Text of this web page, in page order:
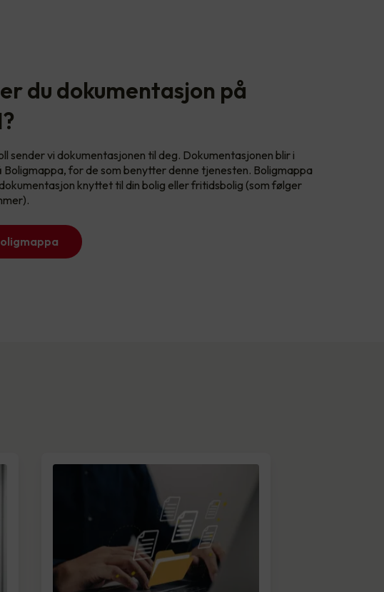
du dokumentasjon på
sender vi dokumentasjonen til deg. Dokumentasjonen blir i
for de som benytter denne tjenesten. Boligmappa
knyttet til din bolig eller fritidsbolig (som følger